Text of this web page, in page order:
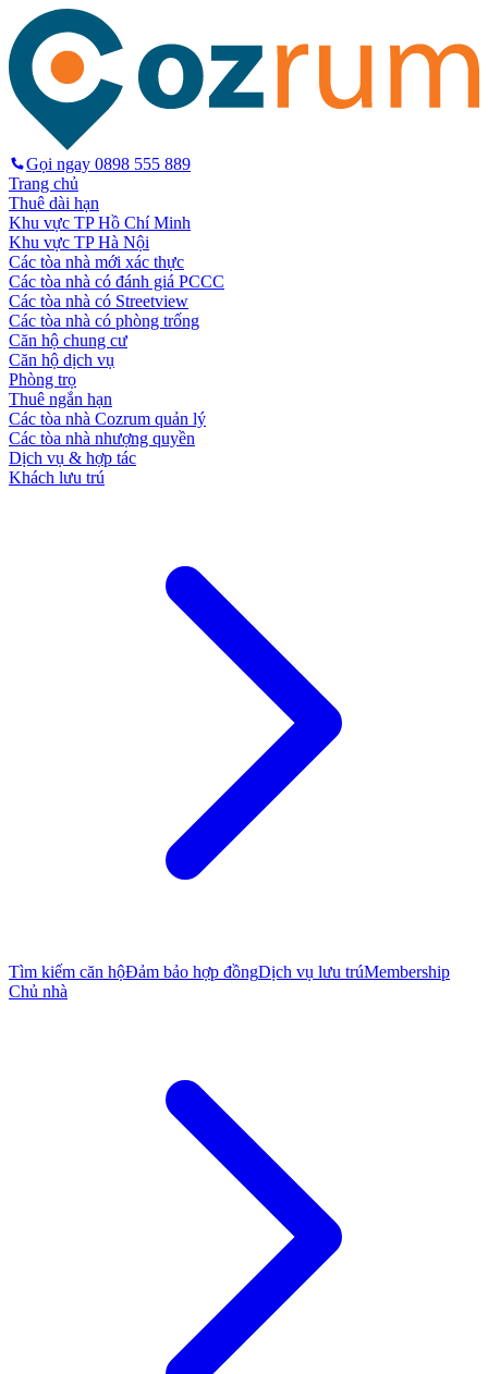
Gọi ngay 0898 555 889
Trang chủ
Thuê dài hạn
Khu vực TP Hồ Chí Minh
Khu vực TP Hà Nội
Các tòa nhà mới xác thực
Các tòa nhà có đánh giá PCCC
Các tòa nhà có Streetview
Các tòa nhà có phòng trống
Căn hộ chung cư
Căn hộ dịch vụ
Phòng trọ
Thuê ngắn hạn
Các tòa nhà Cozrum quản lý
Các tòa nhà nhượng quyền
Dịch vụ & hợp tác
Khách lưu trú
Tìm kiếm căn hộĐảm bảo hợp đồngDịch vụ lưu trúMembership
Chủ nhà